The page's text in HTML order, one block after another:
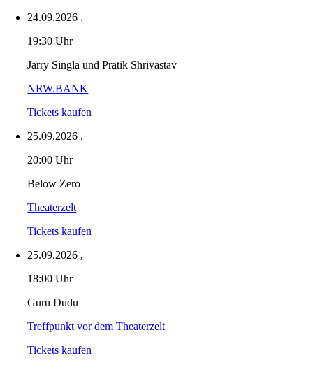
24.09.2026 ,
19:30 Uhr
Jarry Singla und Pratik Shrivastav
NRW.BANK
Tickets kaufen
25.09.2026 ,
20:00 Uhr
Below Zero
Theaterzelt
Tickets kaufen
25.09.2026 ,
18:00 Uhr
Guru Dudu
Treffpunkt vor dem Theaterzelt
Tickets kaufen